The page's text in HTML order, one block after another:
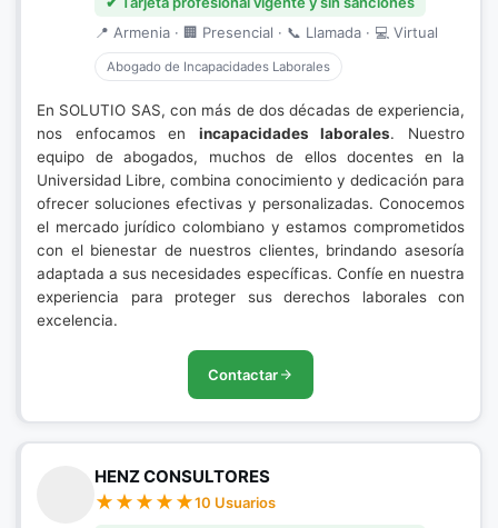
📍 Armenia · 🏢 Presencial · 📞 Llamada · 💻 Virtual
Abogado de Incapacidades Laborales
En SOLUTIO SAS, con más de dos décadas de experiencia,
nos enfocamos en incapacidades laborales. Nuestro
equipo de abogados, muchos de ellos docentes en la
Universidad Libre, combina conocimiento y dedicación para
ofrecer soluciones efectivas y personalizadas. Conocemos
el mercado jurídico colombiano y estamos comprometidos
con el bienestar de nuestros clientes, brindando asesoría
adaptada a sus necesidades específicas. Confíe en nuestra
experiencia para proteger sus derechos laborales con
excelencia.
Contactar
HENZ CONSULTORES
10 Usuarios